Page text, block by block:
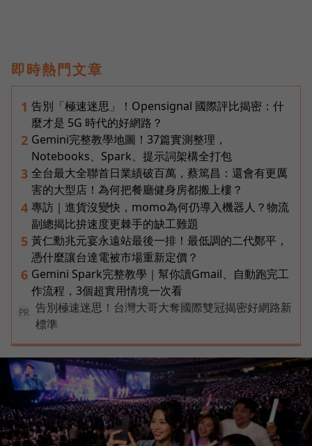
即時熱門文章
1 告別「極速迷思」！Opensignal 國際評比揭密：什
麼才是 5G 時代的好網路？
2 Gemini完整教學地圖！37篇實測整理，
Notebooks、Spark、提示詞架構全打包
3 全台最大全聯首日業績破百萬，蔡篤昌：還會有更厲
害的大型店！為何把餐廳健身房都搬上樓？
4 專訪｜進貨沒變快，momo為何仍導入機器人？物流
副總揭比拚速度更棘手的缺工難題
5 黃仁勳兆元宴永遠站最後一排！最低調的二代鄭平，
憑什麼讓台達電被市場重新定價？
6 Gemini Spark完整教學｜幫你讀Gmail、自動跑完工
作流程，3個超實用情境一次看
PR
告別極速迷思！台灣大哥大奪國際雙冠揭密好網路新
標準